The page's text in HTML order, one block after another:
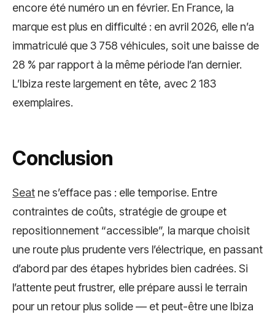
encore été numéro un en février. En France, la
marque est plus en difficulté : en avril 2026, elle n’a
immatriculé que 3 758 véhicules, soit une baisse de
28 % par rapport à la même période l’an dernier.
L’Ibiza reste largement en tête, avec 2 183
exemplaires.
Conclusion
Seat ne s’efface pas : elle temporise. Entre
contraintes de coûts, stratégie de groupe et
repositionnement “accessible”, la marque choisit
une route plus prudente vers l’électrique, en passant
d’abord par des étapes hybrides bien cadrées. Si
l’attente peut frustrer, elle prépare aussi le terrain
pour un retour plus solide — et peut-être une Ibiza